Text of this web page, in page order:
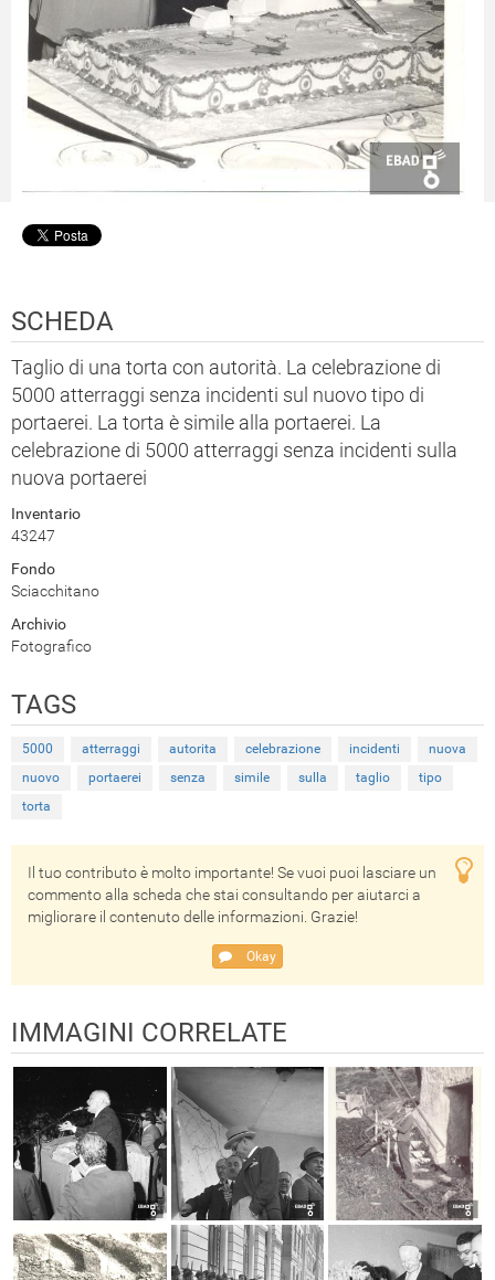
SCHEDA
Taglio di una torta con autorità. La celebrazione di
5000 atterraggi senza incidenti sul nuovo tipo di
portaerei. La torta è simile alla portaerei. La
celebrazione di 5000 atterraggi senza incidenti sulla
nuova portaerei
Inventario
43247
Fondo
Sciacchitano
Archivio
Fotografico
TAGS
5000 atterraggi autorita celebrazione incidenti
nuova
nuovo
portaerei senza simile sulla taglio
tipo
torta
Il tuo contributo è molto importante! Se vuoi puoi lasciare un
commento alla scheda che stai consultando per aiutarci a
migliorare il contenuto delle informazioni. Grazie!
Okay
IMMAGINI CORRELATE